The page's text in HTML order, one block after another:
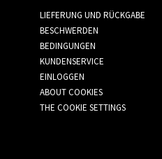
LIEFERUNG UND RÜCKGABE
BESCHWERDEN
BEDINGUNGEN
KUNDENSERVICE
EINLOGGEN
ABOUT COOKIES
THE COOKIE SETTINGS